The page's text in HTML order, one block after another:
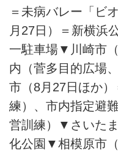
＝未病バレー「ビ
月27日）＝新横浜
一駐車場▼川崎市
内（菅多目的広場
市（8月27日ほか
練）、市内指定避
営訓練）▼さいた
化公園▼相模原市